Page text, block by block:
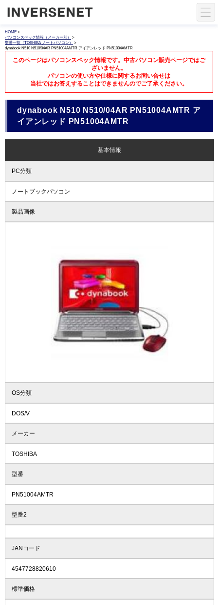
HOME >
パソコンスペック情報（メーカー別）
>
型番一覧（TOSHIBA ノートパソコン）
>
dynabook N510 N510/04AR PN51004AMTR アイアンレッド PN51004AMTR
このページはパソコンスペック情報です。中古パソコン販売ページではご
ざいません。
パソコンの使い方や仕様に関するお問い合せは
当社ではお答えすることはできませんのでご了承ください。
dynabook N510 N510/04AR PN51004AMTR ア
イアンレッド PN51004AMTR
基本情報
PC分類
ノートブックパソコン
製品画像
OS分類
DOS/V
メーカー
TOSHIBA
型番
PN51004AMTR
型番2
JANコード
4547728820610
標準価格